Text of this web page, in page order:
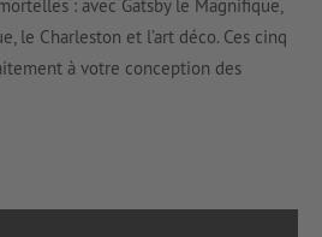
: avec Gatsby le Magnifique,
le Charleston et l’art déco. Ces cinq
à votre conception des